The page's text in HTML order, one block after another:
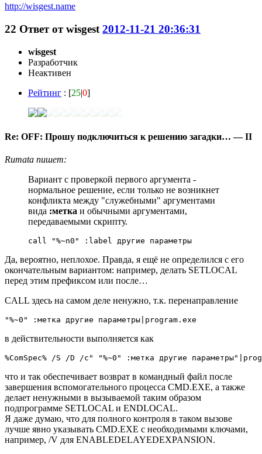
http://wisgest.name
22 Ответ отwisgest 2012-11-21 20:36:31
wisgest
Разработчик
Неактивен
Рейтинг : [25|0]
Re: OFF: Прошу подключиться к решению загадки… — II
Rumata пишет:
Вариант с проверкой первого аргумента -
нормальное решение, если только не возникнет
конфликта между "служебными" аргументами
вида :метка и обычными аргументами,
передаваемыми скрипту.
call "%~n0" :label другие параметры
Да, вероятно, неплохое. Правда, я ещё не определился с его
окончательным вариантом: например, делать SETLOCAL
перед этим префиксом или после…
CALL здесь на самом деле ненужно, т.к. перенаправление
"%~0" :метка другие параметры|program.exe
в действительности выполняется как
%ComSpec% /S /D /c" "%~0" :метка другие
что и так обеспечивает возврат в командный файл после
завершения вспомогательного процесса CMD.EXE, а также
делает ненужными в вызываемой таким образом
подпрограмме SETLOCAL и ENDLOCAL.
Я даже думаю, что для полного контроля в таком вызове
лучше явно указывать CMD.EXE с необходимыми ключами,
например, /V для ENABLEDELAYEDEXPANSION.